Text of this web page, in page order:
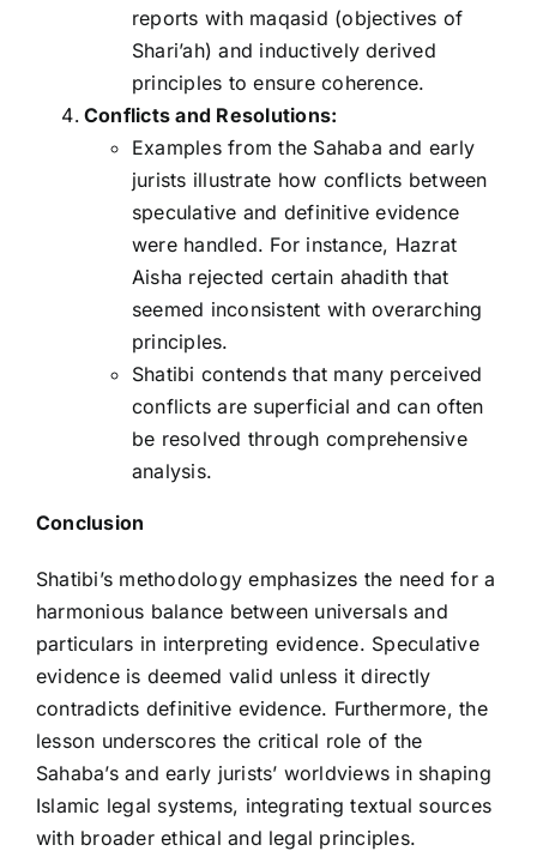
reports with maqasid (objectives of
Shari’ah) and inductively derived
principles to ensure coherence.
Conflicts and Resolutions:
Examples from the Sahaba and early
jurists illustrate how conflicts between
speculative and definitive evidence
were handled. For instance, Hazrat
Aisha rejected certain ahadith that
seemed inconsistent with overarching
principles.
Shatibi contends that many perceived
conflicts are superficial and can often
be resolved through comprehensive
analysis.
Conclusion
Shatibi’s methodology emphasizes the need for a
harmonious balance between universals and
particulars in interpreting evidence. Speculative
evidence is deemed valid unless it directly
contradicts definitive evidence. Furthermore, the
lesson underscores the critical role of the
Sahaba’s and early jurists’ worldviews in shaping
Islamic legal systems, integrating textual sources
with broader ethical and legal principles.